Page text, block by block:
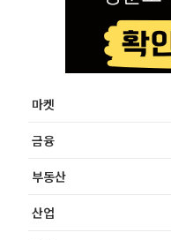
마켓
금융
부동산
산업